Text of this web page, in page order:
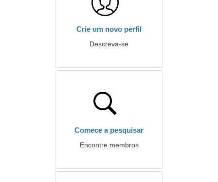
Crie um novo perfil
Descreva-se
Comece a pesquisar
Encontre membros